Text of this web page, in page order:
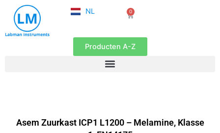
naar
NL
EN
0
Winkelwagen
Producten A-Z
Asem Zuurkast ICP1 L1200 – Melamine, Klasse